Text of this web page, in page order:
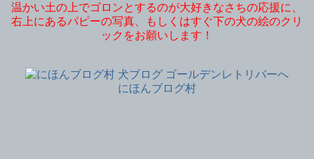
温かい土の上でゴロンとするのが大好きなさちの応援に、
右上にあるパピーの写真、もしくはすぐ下の犬の絵のクリ
ックをお願いします！
にほんブログ村